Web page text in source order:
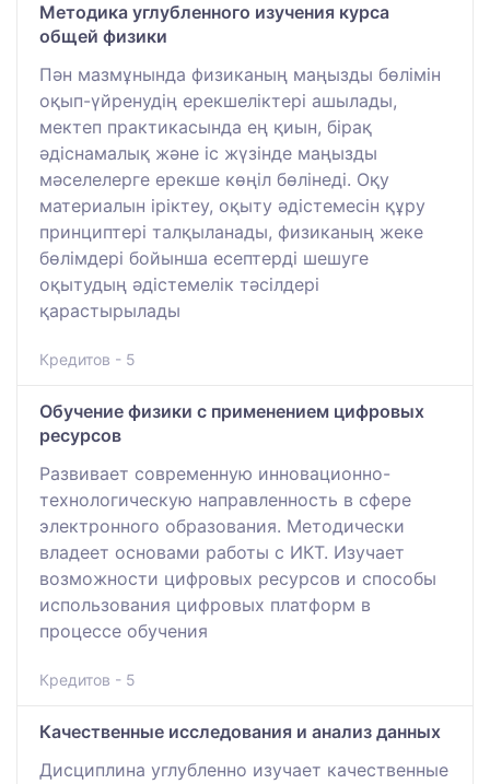
Методика углубленного изучения курса
общей физики
Пән мазмұнында физиканың маңызды бөлімін
оқып-үйренудің ерекшеліктері ашылады,
мектеп практикасында ең қиын, бірақ
әдіснамалық және іс жүзінде маңызды
мәселелерге ерекше көңіл бөлінеді. Оқу
материалын іріктеу, оқыту әдістемесін құру
принциптері талқыланады, физиканың жеке
бөлімдері бойынша есептерді шешуге
оқытудың әдістемелік тәсілдері
қарастырылады
Кредитов - 5
Обучение физики с применением цифровых
ресурсов
Развивает современную инновационно-
технологическую направленность в сфере
электронного образования. Методически
владеет основами работы с ИКТ. Изучает
возможности цифровых ресурсов и способы
использования цифровых платформ в
процессе обучения
Кредитов - 5
Качественные исследования и анализ данных
Дисциплина углубленно изучает качественные